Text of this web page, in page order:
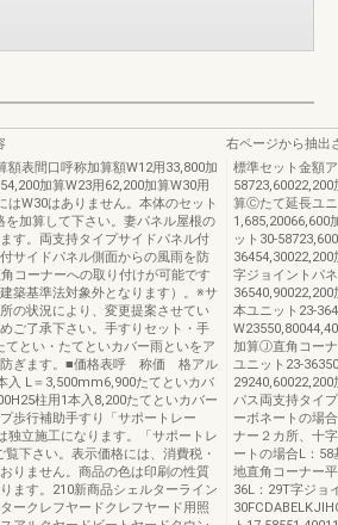
額表間口呼称加算額W12用33,800加
加算W23用62,200加算W30用
はW30はありません。本体のセット
を加算して下さい。妻パネル屋根の
す。両支持タイプサイドパネル付
サイドパネル側面からの風雨を防
コーナーへの取り付けが可能です
築基準法対象外となります）。※サ
の状況により、変更提案させてい
ご了承下さい。手すりセット・手
てとい・たてといカバー雨といをア
防ぎます。■価格表呼 称価 格アル
入 L＝3,500mm6,900たてといカバ
柱用1本入8,200たてといカバー
歩行補助手すり「サポートレー
独立施工になります。「サポートレ
下さい。表示価格には、消費税・
りません。商品の色は印刷の性質
ます。210新商品シェルターライン
ークレフヤードクレフヤード用照
右ページから抽出
標準セット金額
算Ⓒたて延長ユ
1,685,20066,600
ット30-
字ジョイントパ
本ユニット23-
加算Ⓙ直角コー
ユニット23-
パス両支持タイ
ーボネートの場
ナー２カ所、十
ートの場合L：
地直角コーナー
36L：29T字ジョ